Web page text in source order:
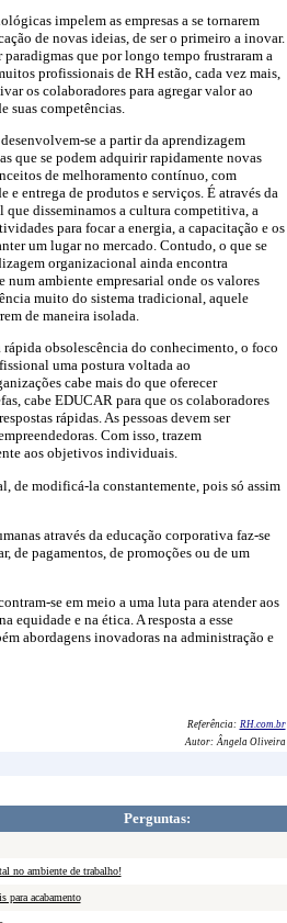
impelem as empresas a se tornarem
de novas ideias, de ser o primeiro a inovar.
que por longo tempo frustraram a
profissionais de RH estão, cada vez mais,
os colaboradores para agregar valor ao
suas competências.
se a partir da aprendizagem
que se podem adquirir rapidamente novas
de melhoramento contínuo, com
e entrega de produtos e serviços. É através da
disseminamos a cultura competitiva, a
para focar a energia, a capacitação e os
um lugar no mercado. Contudo, o que se
organizacional ainda encontra
num ambiente empresarial onde os valores
muito do sistema tradicional, aquele
de maneira isolada.
rápida obsolescência do conhecimento, o foco
uma postura voltada ao
cabe mais do que oferecer
cabe EDUCAR para que os colaboradores
rápidas. As pessoas devem ser
Com isso, trazem
aos objetivos individuais.
de modificá-la constantemente, pois só assim
através da educação corporativa faz-se
de pagamentos, de promoções ou de um
se em meio a uma luta para atender aos
equidade e na ética. A resposta a esse
abordagens inovadoras na administração e
Referência: RH.com.br
Autor: Ângela Oliveira
Perguntas:
no ambiente de trabalho!
para acabamento